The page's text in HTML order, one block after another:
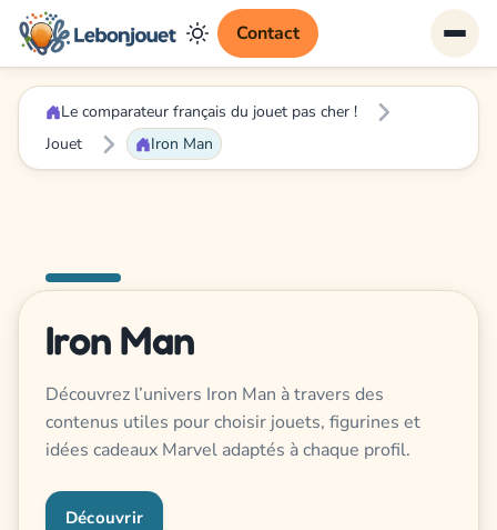
Contact
Le comparateur français du jouet pas cher !
Jouet
Iron Man
Iron Man
Découvrez l’univers Iron Man à travers des
contenus utiles pour choisir jouets, figurines et
idées cadeaux Marvel adaptés à chaque profil.
Découvrir